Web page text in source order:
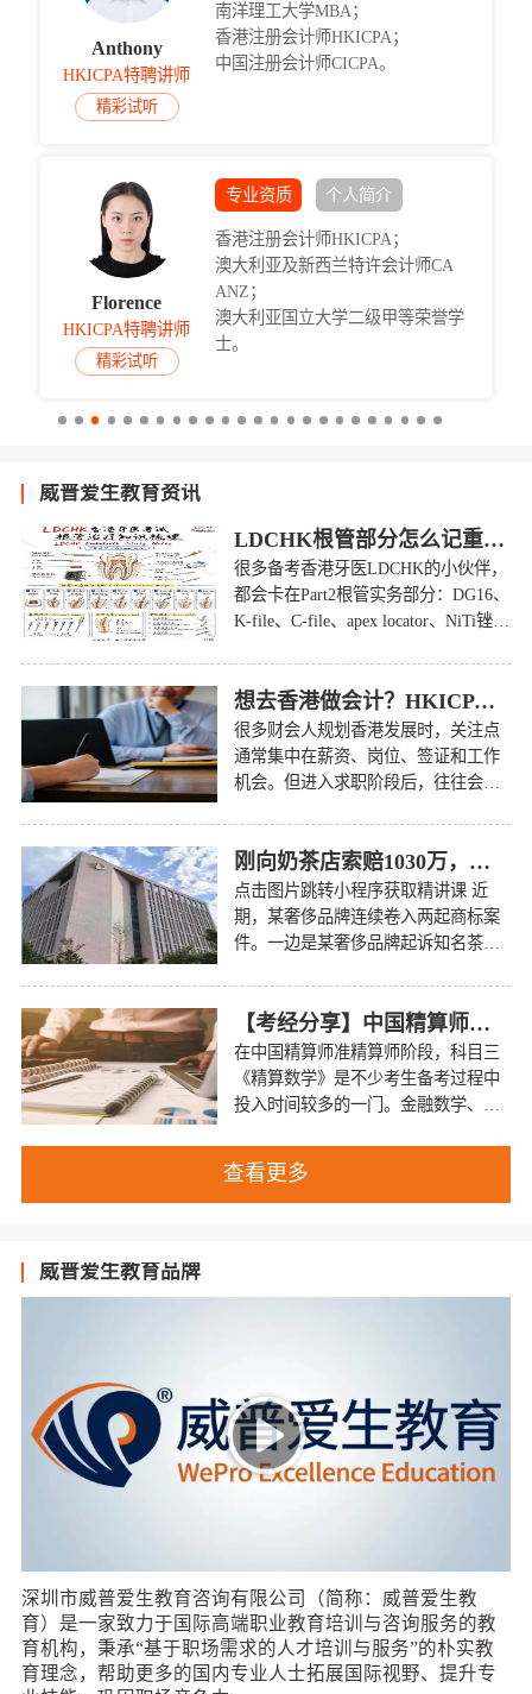
Anthony
HKICPA特聘讲师
精彩试听
南洋理工大学MBA；
香港注册会计师HKICPA；
中国注册会计师CICPA。
Florence
HKICPA特聘讲师
精彩试听
专业资质 个人简介
香港注册会计师HKICPA；
澳大利亚及新西兰特许会计师CA
ANZ；
澳大利亚国立大学二级甲等荣誉学
士。
威普爱生教育资讯
LDCHK根管部分怎么记重难点⁉
很多备考香港牙医LDCHK的小伙伴，
都会卡在Part2根管实务部分：DG16、
K-file、C-file、apex locator、NiTi锉、
想去香港做会计？HKICPA这张证书，可能比你想得更有含金量
很多财会人规划香港发展时，关注点
通常集中在薪资、岗位、签证和工作
机会。但进入求职阶段后，往往会遇
刚向奶茶店索赔1030万，转头又把国家知识产权局告了：两场诉讼背后的合规逻辑
点击图片跳转小程序获取精讲课 近
期，某奢侈品牌连续卷入两起商标案
件。一边是某奢侈品牌起诉知名茶饮
【考经分享】中国精算师科目三怎么学？两位在职考生带你复盘备考路径
在中国精算师准精算师阶段，科目三
《精算数学》是不少考生备考过程中
投入时间较多的一门。金融数学、寿
查看更多
威普爱生教育品牌
深圳市威普爱生教育咨询有限公司（简称：威普爱生教
育）是一家致力于国际高端职业教育培训与咨询服务的教
育机构，秉承“基于职场需求的人才培训与服务”的朴实教
育理念，帮助更多的国内专业人士拓展国际视野、提升专